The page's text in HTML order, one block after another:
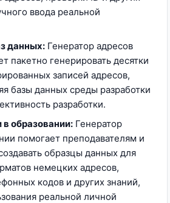
ввода реальной
данных: Генератор адресов
пакетно генерировать десятки
записей адресов,
базы данных среды разработки
разработки.
образовании: Генератор
помогает преподавателям и
образцы данных для
немецких адресов,
кодов и других знаний,
реальной личной